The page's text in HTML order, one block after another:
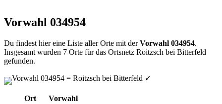
Vorwahl 034954
Du findest hier eine Liste aller Orte mit derVorwahl 034954.
Insgesamt wurden 7 Orte für das Ortsnetz Roitzsch bei Bitterfeld
gefunden.
Vorwahl 034954 = Roitzsch bei Bitterfeld ✓
Ort
Vorwahl